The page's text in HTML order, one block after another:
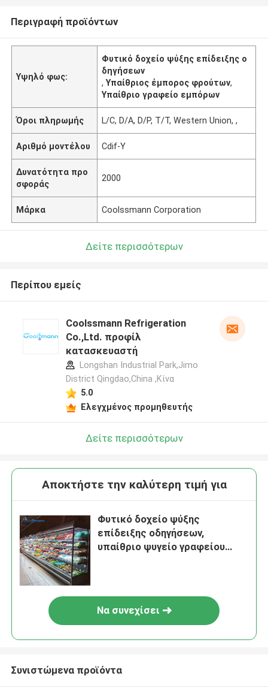
Περιγραφή προϊόντων
Υψηλό φως:
Φυτικό δοχείο ψύξης επίδειξης ο
δηγήσεων
,Υπαίθριος έμπορος φρούτων,
Υπαίθριο γραφείο εμπόρων
Όροι πληρωμής L/C, D/A, D/P, T/T, Western Union, ,
Αριθμό μοντέλου Cdif-Υ
Δυνατότητα προ
σφοράς
2000
Μάρκα Coolssmann Corporation
Δείτε περισσότερων
Περίπου εμείς
Coolssmann Refrigeration
Co.,Ltd. προφίλ
κατασκευαστή
Longshan Industrial Park,Jimo
District Qingdao,China ,Κίνα
5.0
Ελεγχμένος προμηθευτής
Δείτε περισσότερων
Αποκτήστε την καλύτερη τιμή για
Φυτικό δοχείο ψύξης
επίδειξης οδηγήσεων,
υπαίθριο ψυγείο γραφείου
Να συνεχίσει
Συνιστώμενα προϊόντα